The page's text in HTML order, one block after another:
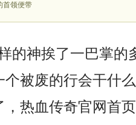
首领便带
的神挨了一巴掌的
被废的行会干什
，热血传奇官网首